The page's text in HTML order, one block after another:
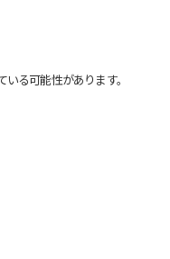
る可能性があります。